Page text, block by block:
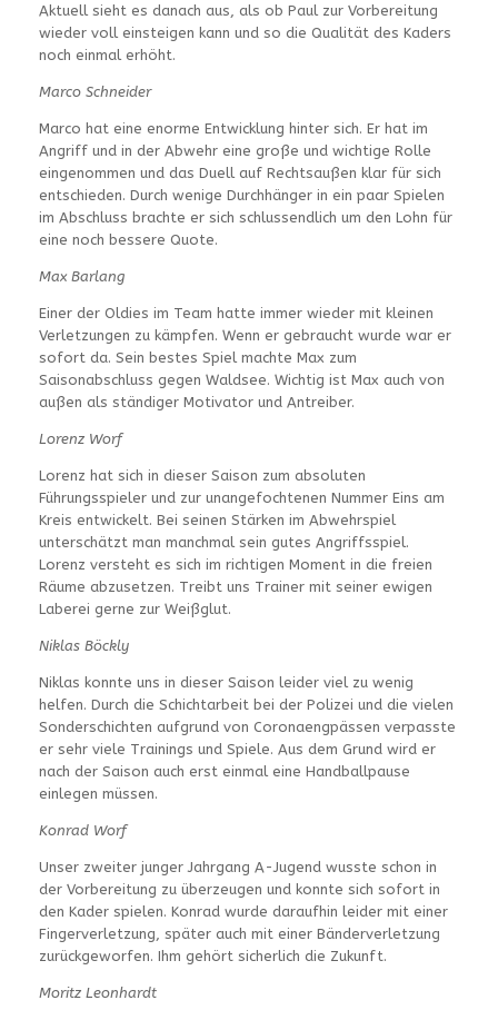
Aktuell sieht es danach aus, als ob Paul zur Vorbereitung
wieder voll einsteigen kann und so die Qualität des Kaders
noch einmal erhöht.
Marco Schneider
Marco hat eine enorme Entwicklung hinter sich. Er hat im
Angriff und in der Abwehr eine große und wichtige Rolle
eingenommen und das Duell auf Rechtsaußen klar für sich
entschieden. Durch wenige Durchhänger in ein paar Spielen
im Abschluss brachte er sich schlussendlich um den Lohn für
eine noch bessere Quote.
Max Barlang
Einer der Oldies im Team hatte immer wieder mit kleinen
Verletzungen zu kämpfen. Wenn er gebraucht wurde war er
sofort da. Sein bestes Spiel machte Max zum
Saisonabschluss gegen Waldsee. Wichtig ist Max auch von
außen als ständiger Motivator und Antreiber.
Lorenz Worf
Lorenz hat sich in dieser Saison zum absoluten
Führungsspieler und zur unangefochtenen Nummer Eins am
Kreis entwickelt. Bei seinen Stärken im Abwehrspiel
unterschätzt man manchmal sein gutes Angriffsspiel.
Lorenz versteht es sich im richtigen Moment in die freien
Räume abzusetzen. Treibt uns Trainer mit seiner ewigen
Laberei gerne zur Weißglut.
Niklas Böckly
Niklas konnte uns in dieser Saison leider viel zu wenig
helfen. Durch die Schichtarbeit bei der Polizei und die vielen
Sonderschichten aufgrund von Coronaengpässen verpasste
er sehr viele Trainings und Spiele. Aus dem Grund wird er
nach der Saison auch erst einmal eine Handballpause
einlegen müssen.
Konrad Worf
Unser zweiter junger Jahrgang A-Jugend wusste schon in
der Vorbereitung zu überzeugen und konnte sich sofort in
den Kader spielen. Konrad wurde daraufhin leider mit einer
Fingerverletzung, später auch mit einer Bänderverletzung
zurückgeworfen. Ihm gehört sicherlich die Zukunft.
Moritz Leonhardt